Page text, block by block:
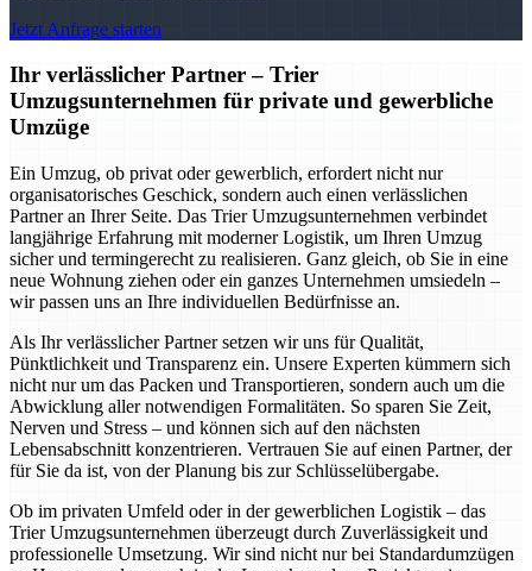
Jetzt Anfrage starten
Ihr verlässlicher Partner – Trier
Umzugsunternehmen für private und gewerbliche
Umzüge
Ein Umzug, ob privat oder gewerblich, erfordert nicht nur
organisatorisches Geschick, sondern auch einen verlässlichen
Partner an Ihrer Seite. Das Trier Umzugsunternehmen verbindet
langjährige Erfahrung mit moderner Logistik, um Ihren Umzug
sicher und termingerecht zu realisieren. Ganz gleich, ob Sie in eine
neue Wohnung ziehen oder ein ganzes Unternehmen umsiedeln –
wir passen uns an Ihre individuellen Bedürfnisse an.
Als Ihr verlässlicher Partner setzen wir uns für Qualität,
Pünktlichkeit und Transparenz ein. Unsere Experten kümmern sich
nicht nur um das Packen und Transportieren, sondern auch um die
Abwicklung aller notwendigen Formalitäten. So sparen Sie Zeit,
Nerven und Stress – und können sich auf den nächsten
Lebensabschnitt konzentrieren. Vertrauen Sie auf einen Partner, der
für Sie da ist, von der Planung bis zur Schlüsselübergabe.
Ob im privaten Umfeld oder in der gewerblichen Logistik – das
Trier Umzugsunternehmen überzeugt durch Zuverlässigkeit und
professionelle Umsetzung. Wir sind nicht nur bei Standardumzügen